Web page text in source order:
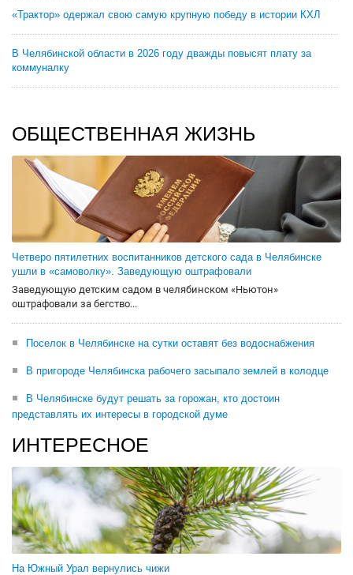
«Трактор» одержал свою самую крупную победу в истории КХЛ
В Челябинской области в 2026 году дважды повысят плату за
коммуналку
ОБЩЕСТВЕННАЯ ЖИЗНЬ
Четверо пятилетних воспитанников детского сада в Челябинске
ушли в «самоволку». Заведующую оштрафовали
Заведующую детским садом в челябинском «Ньютон»
оштрафовали за бегство...
Поселок в Челябинске на сутки оставят без водоснабжения
В пригороде Челябинска рабочего засыпало землей в колодце
В Челябинске будут решать за горожан, кто достоин
представлять их интересы в городской думе
ИНТЕРЕСНОЕ
На Южный Урал вернулись чижи